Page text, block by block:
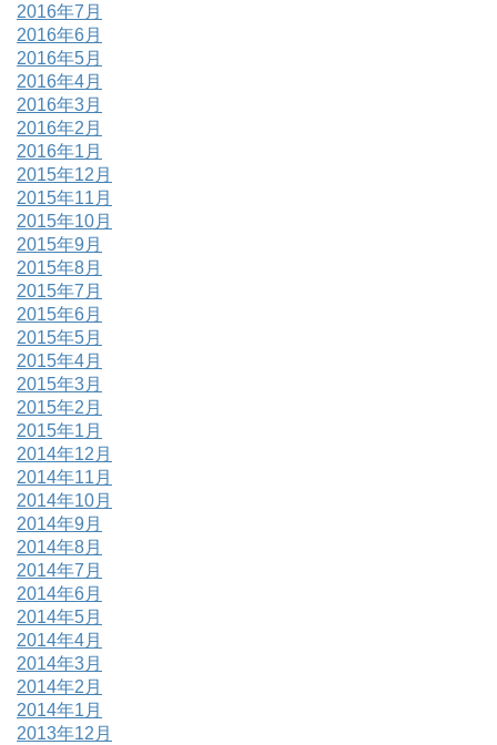
2016年7月
2016年6月
2016年5月
2016年4月
2016年3月
2016年2月
2016年1月
2015年12月
2015年11月
2015年10月
2015年9月
2015年8月
2015年7月
2015年6月
2015年5月
2015年4月
2015年3月
2015年2月
2015年1月
2014年12月
2014年11月
2014年10月
2014年9月
2014年8月
2014年7月
2014年6月
2014年5月
2014年4月
2014年3月
2014年2月
2014年1月
2013年12月